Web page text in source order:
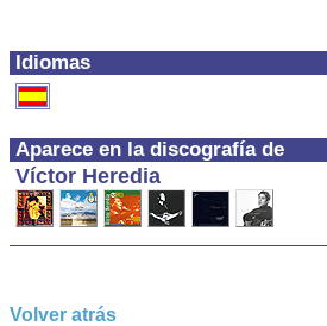
Idiomas
Aparece en la discografía de
Víctor Heredia
Volver atrás